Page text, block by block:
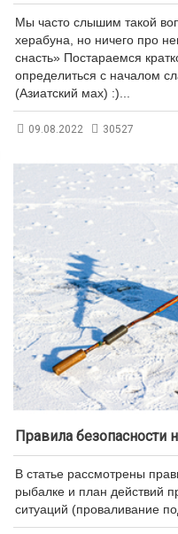
Мы часто слышим такой
херабуна, но ничего про
снасть» Постараемся
определиться с началом
(Азиатский мах) :)...
09.08.2022 30527
Правила безопасности
В статье рассмотрены
рыбалке и план действий
ситуаций (проваливание